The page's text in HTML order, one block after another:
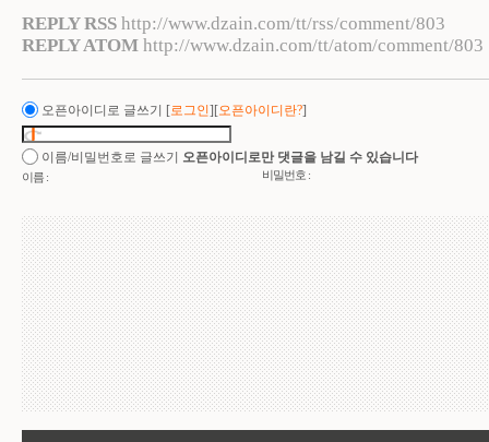
REPLY RSS http://www.dzain.com/tt/rss/comment/803
REPLY ATOM http://www.dzain.com/tt/atom/comment/803
오픈아이디로 글쓰기 [로그인][오픈아이디란?]
이름/비밀번호로 글쓰기 오픈아이디로만 댓글을 남길 수 있습니다
이름 : 비밀번호 :